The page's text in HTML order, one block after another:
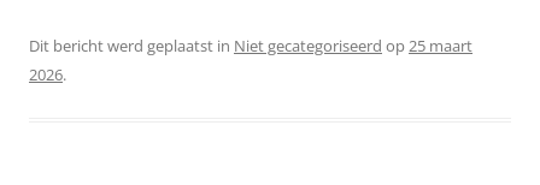
Dit bericht werd geplaatst in Niet gecategoriseerd op25 maart
2026.